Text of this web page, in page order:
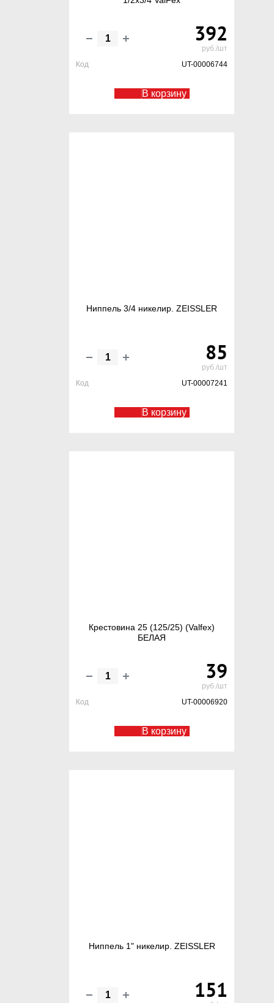
392
руб./шт
Код
UT-00006744
В корзину
Ниппель 3/4 никелир. ZEISSLER
85
руб./шт
Код
UT-00007241
В корзину
Крестовина 25 (125/25) (Valfex)
БЕЛАЯ
39
руб./шт
Код
UT-00006920
В корзину
Ниппель 1" никелир. ZEISSLER
151